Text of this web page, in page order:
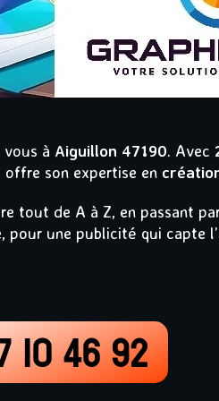
à Aiguillon 47190. Avec
offre son expertise en
tout de A à Z, en passant
pour une publicité qui capte
10 46 92